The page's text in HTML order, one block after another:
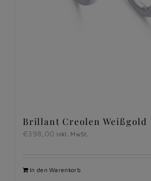
Brillant Creolen Weißgold
€398,00 inkl. MwSt.
In den Warenkorb